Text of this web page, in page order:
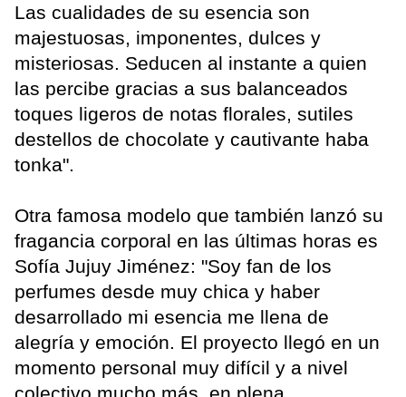
Las cualidades de su esencia son
majestuosas, imponentes, dulces y
misteriosas. Seducen al instante a quien
las percibe gracias a sus balanceados
toques ligeros de notas florales, sutiles
destellos de chocolate y cautivante haba
tonka".
Otra famosa modelo que también lanzó su
fragancia corporal en las últimas horas es
Sofía Jujuy Jiménez: "Soy fan de los
perfumes desde muy chica y haber
desarrollado mi esencia me llena de
alegría y emoción. El proyecto llegó en un
momento personal muy difícil y a nivel
colectivo mucho más, en plena